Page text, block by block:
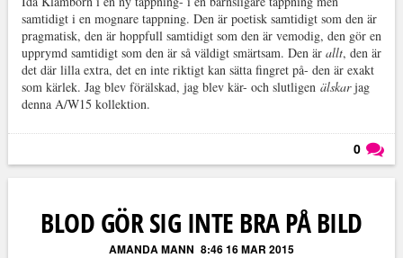
samtidigt i en mognare tappning. Den är poetisk samtidigt som den är
pragmatisk, den är hoppfull samtidigt som den är vemodig, den gör en
upprymd samtidigt som den är så väldigt smärtsam. Den är allt, den är
det där lilla extra, det en inte riktigt kan sätta fingret på- den är exakt
som kärlek. Jag blev förälskad, jag blev kär- och slutligen älskarjag
denna A/W15 kollektion.
0
BLOD GÖR SIG INTE BRA PÅ BILD
AMANDA MANN 8:46 16 MAR 2015